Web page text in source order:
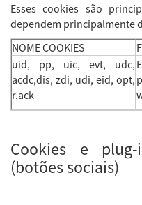
Esses cookies são
dependem principalmente
NOME COOKIES
uid, pp, uic, evt, udc,
acdc,dis, zdi, udi, eid, opt,
r.ack
Cookies e
(botões sociais)